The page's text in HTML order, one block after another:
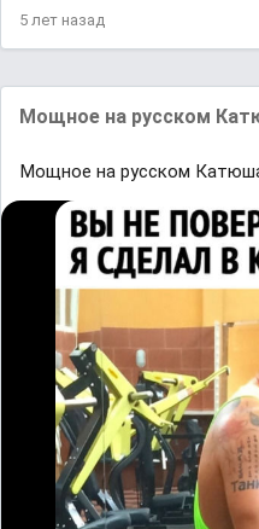
5 лет назад
Мощное на русском
Мощное на русском